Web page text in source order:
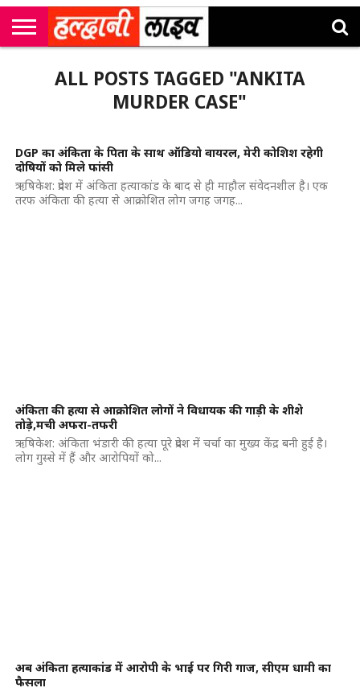
उत्तराखंड
मनोरंजन
सम्पादकीय
अलर्ट्सALL POSTS TAGGED "ANKITA
MURDER CASE"
DGP का अंकिता के पिता के साथ ऑडियो वायरल, मेरी कोशिश रहेगी
दोषियों को मिले फांसी
ऋषिकेश: प्रदेश में अंकिता हत्याकांड के बाद से ही माहौल संवेदनशील है। एक
तरफ अंकिता की हत्या से आक्रोशित लोग जगह जगह...
अंकिता की हत्या से आक्रोशित लोगों ने विधायक की गाड़ी के शीशे
तोड़े,मची अफरा-तफरी
ऋषिकेश: अंकिता भंडारी की हत्या पूरे प्रदेश में चर्चा का मुख्य केंद्र बनी हुई है।
लोग गुस्से में हैं और आरोपियों को...
अब अंकिता हत्याकांड में आरोपी के भाई पर गिरी गाज, सीएम धामी का
फैसला